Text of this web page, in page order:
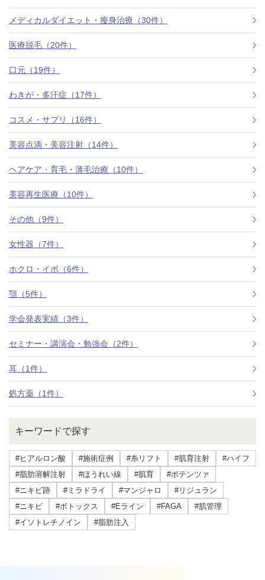
メディカルダイエット・瘦身治療（30件）
医療脱毛（20件）
口元（19件）
わきが・多汗症（17件）
コスメ・サプリ（16件）
美容点滴・美容注射（14件）
ヘアケア・育毛・薄毛治療（10件）
美容再生医療（10件）
その他（9件）
女性器（7件）
ホクロ・イボ（6件）
顎（5件）
学会発表実績（3件）
セミナー・講演会・勉強会（2件）
耳（1件）
処方薬（1件）
キーワードで探す
#ヒアルロン酸 #施術症例 #糸リフト #肌育注射
#ハイフ
#脂肪溶解注射
#ほうれい線 #肌育
#ポテンツァ
#ニキビ跡
#ミラドライ #マンジャロ
#リジュラン
#ニキビ
#ボトックス #Eライン #FAGA
#肌管理
#イソトレチノイン
#脂肪注入